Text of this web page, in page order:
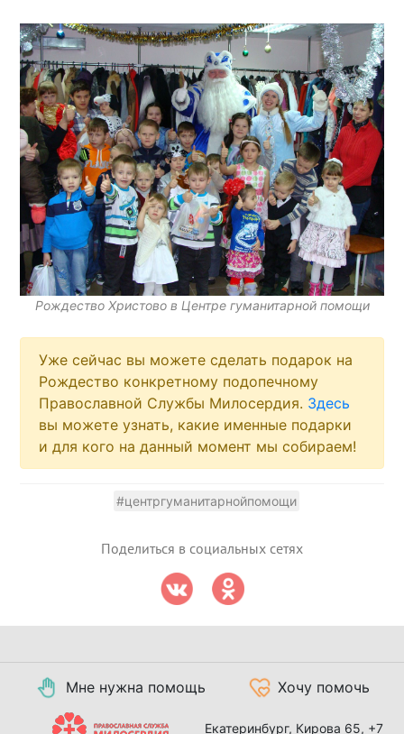
Рождество Христово в Центре гуманитарной помощи
Уже сейчас вы можете сделать подарок на
Рождество конкретному подопечному
Православной Службы Милосердия. Здесь
вы можете узнать, какие именные подарки
и для кого на данный момент мы собираем!
#центргуманитарнойпомощи
Поделиться в социальных сетях
Мне нужна помощь Хочу помочь
Екатеринбург, Кирова 65, +7